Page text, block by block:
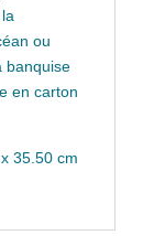
ou
banquise
en carton
35.50 cm